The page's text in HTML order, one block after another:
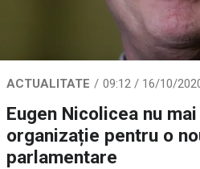
ACTUALITATE 09:12 / 16/10/
Eugen Nicolicea nu
organizație pentru o
parlamentare